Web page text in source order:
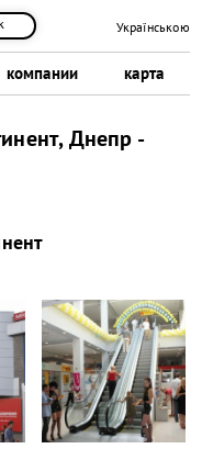
компании карта
Українською
Днепр -